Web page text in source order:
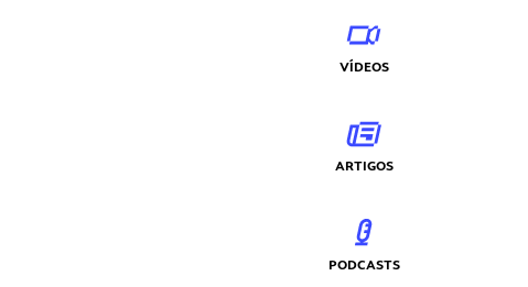
VÍDEOS
ARTIGOS
PODCASTS